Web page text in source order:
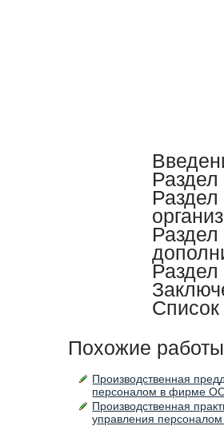
Похожие
Производственная
персоналом в фирме
Производственная
управления